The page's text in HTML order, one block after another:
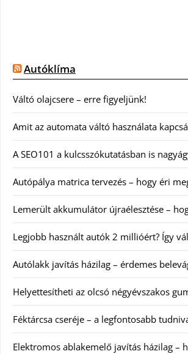
Autóklíma
Váltó olajcsere – erre figyeljünk!
Amit az automata váltó használata
A SEO101 a kulcsszókutatásban is
Autópálya matrica tervezés – hogy éri
Lemerült akkumulátor újraélesztése –
Legjobb használt autók 2 millióért? Így
Autólakk javítás házilag – érdemes
Helyettesítheti az olcsó négyévszakos
Féktárcsa cseréje – a legfontosabb
Elektromos ablakemelő javítás házilag –